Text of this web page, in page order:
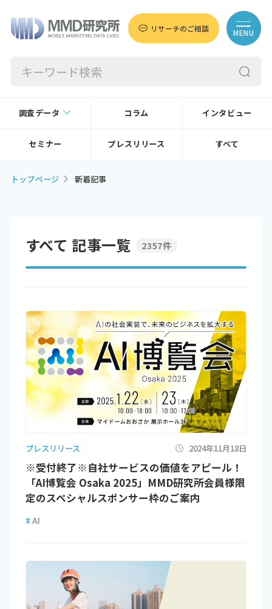
リサーチのご相談 MENU
調査データ コラム インタビュー
セミナー プレスリリース すべて
トップページ 新着記事
すべて 記事一覧 2357件
プレスリリース 2024年11月18日
※受付終了※自社サービスの価値をアピール！
「AI博覧会 Osaka 2025」MMD研究所会員様限
定のスペシャルスポンサー枠のご案内
# AI